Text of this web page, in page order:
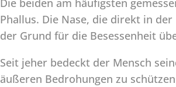
Die beiden am häufigsten
Phallus. Die Nase, die direkt in
der Grund für die Besessenheit
Seit jeher bedeckt der Mensch
äußeren Bedrohungen zu